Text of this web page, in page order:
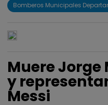
Bomberos Municipales
Muere Jorge
y
Messi